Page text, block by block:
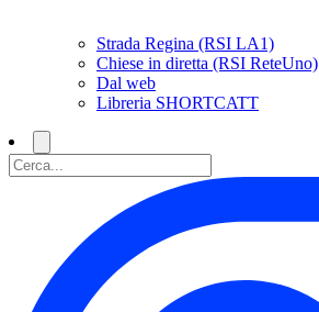
Strada Regina (RSI LA1)
Chiese in diretta (RSI ReteUno)
Dal web
Libreria SHORTCATT